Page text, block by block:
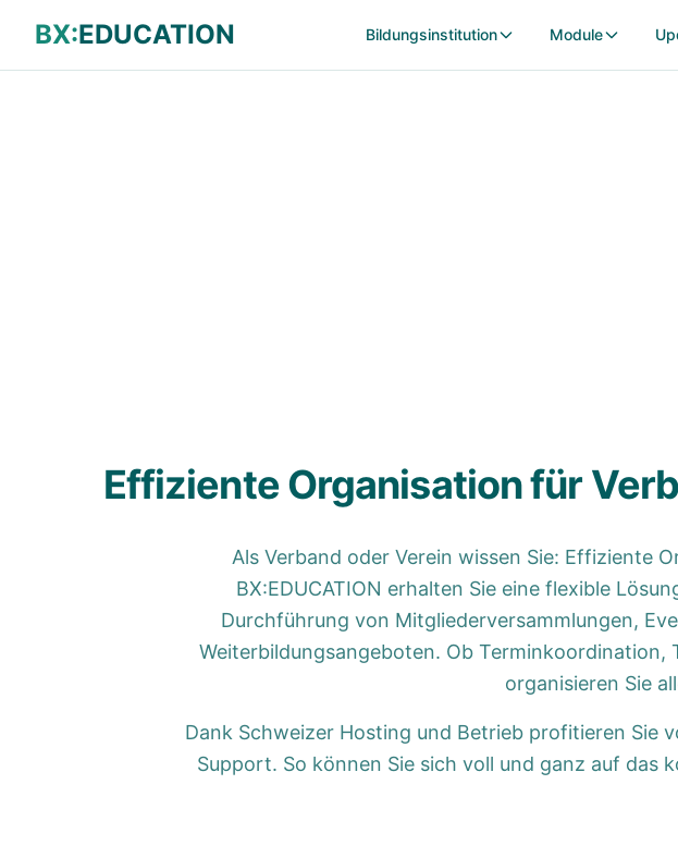
BX:EDUCATION Bildungsinstitution Module
Effiziente Organisation für
Als Verband oder Verein wissen Sie: Effiziente
BX:EDUCATION erhalten Sie eine flexible
Durchführung von Mitgliederversammlungen,
Weiterbildungsangeboten. Ob Terminkoordination,
organisieren Sie
Dank Schweizer Hosting und Betrieb profitieren Sie
Support. So können Sie sich voll und ganz auf